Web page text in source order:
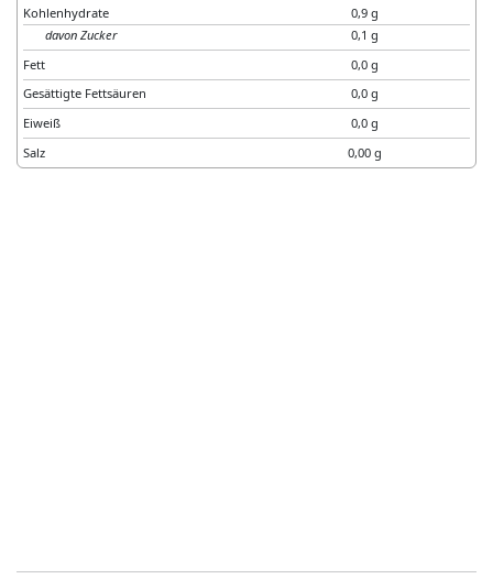
Kohlenhydrate
0,9 g
davon Zucker
0,1 g
Fett
0,0 g
Gesättigte Fettsäuren
0,0 g
Eiweiß
0,0 g
Salz
0,00 g